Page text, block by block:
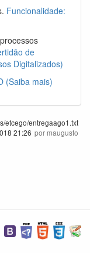
Funcionalidade:
de
Digitalizados)
(Saiba mais)
etcego/entregaago1.txt
21:26 por maugusto